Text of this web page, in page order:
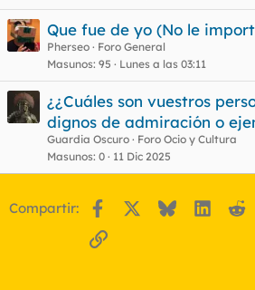
Que fue de yo (No le
Pherseo
Foro General
Masunos 95 Lunes a las 03:11
¿¿Cuáles son vuestros
dignos de admiración o
Guardia Oscuro
Foro Ocio y Cultura
Masunos 0 11 Dic 2025
Compartir: Facebook Bluesky
Enlace